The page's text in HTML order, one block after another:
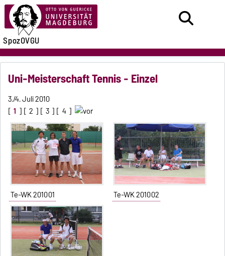
SpozOVGU
Uni-Meisterschaft Tennis - Einzel
3./4. Juli 2010
[ 1 ] [ 2 ] [ 3 ] [ 4 ]
Te-WK 201001 Te-WK 201002